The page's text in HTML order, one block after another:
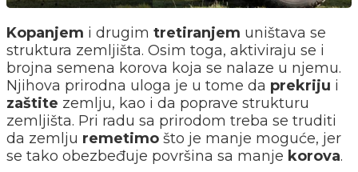
Kopanjem i drugim tretiranjem uništava se
struktura zemljišta. Osim toga, aktiviraju se i
brojna semena korova koja se nalaze u njemu.
Njihova prirodna uloga je u tome da prekriju i
zaštite zemlju, kao i da poprave strukturu
zemljišta. Pri radu sa prirodom treba se truditi
da zemlju remetimo što je manje moguće, jer
se tako obezbeđuje površina sa manje korova.